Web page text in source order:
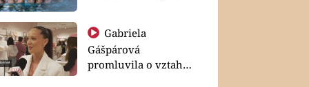
Gabriela
Gášpárová
promluvila o vztahu